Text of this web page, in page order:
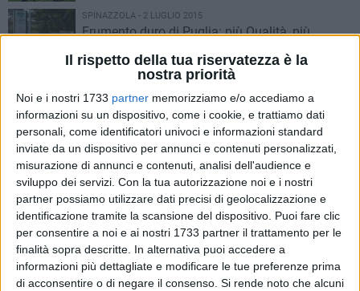
Il rispetto della tua riservatezza è la
nostra priorità
Noi e i nostri 1733 partner memorizziamo e/o accediamo a
informazioni su un dispositivo, come i cookie, e trattiamo dati
personali, come identificatori univoci e informazioni standard
inviate da un dispositivo per annunci e contenuti personalizzati,
misurazione di annunci e contenuti, analisi dell'audience e
sviluppo dei servizi. Con la tua autorizzazione noi e i nostri
partner possiamo utilizzare dati precisi di geolocalizzazione e
identificazione tramite la scansione del dispositivo. Puoi fare clic
per consentire a noi e ai nostri 1733 partner il trattamento per le
finalità sopra descritte. In alternativa puoi accedere a
informazioni più dettagliate e modificare le tue preferenze prima
di acconsentire o di negare il consenso. Si rende noto che alcuni
SPINAZZOLA - 2 LUGLIO 2015
Frumento duro di Puglia: più Qualità, più
YOUCANSTART/ Food Apulian Experience
SPINAZZOLA - 17 GIUGNO 2015
Centro Ricerche Bonomo: introdotta la
coltivazione dell'Aloe Vera
SPINAZZOLA - 4 GIUGNO 2015
Fondazione Bonomo: un Pesto Rosso per
Vegani.... Gourmet.